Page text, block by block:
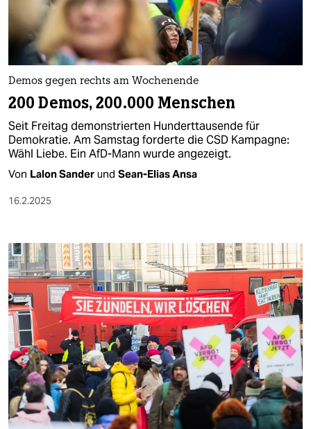
Demos gegen rechts am Wochenende
200 Demos, 200.000 Menschen
Seit Freitag demonstrierten Hunderttausende für
Demokratie. Am Samstag forderte die CSD Kampagne:
Wähl Liebe. Ein AfD-Mann wurde angezeigt.
Von Lalon Sander und Sean-Elias Ansa
16.2.2025